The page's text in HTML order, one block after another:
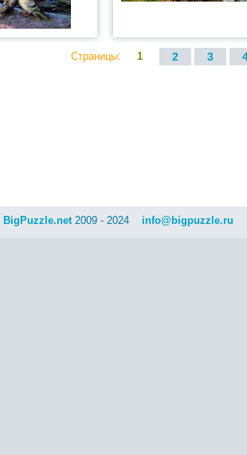
Страницы: 1 2 3
BigPuzzle.net2009 - 2024 info@bigpuzzle.ru